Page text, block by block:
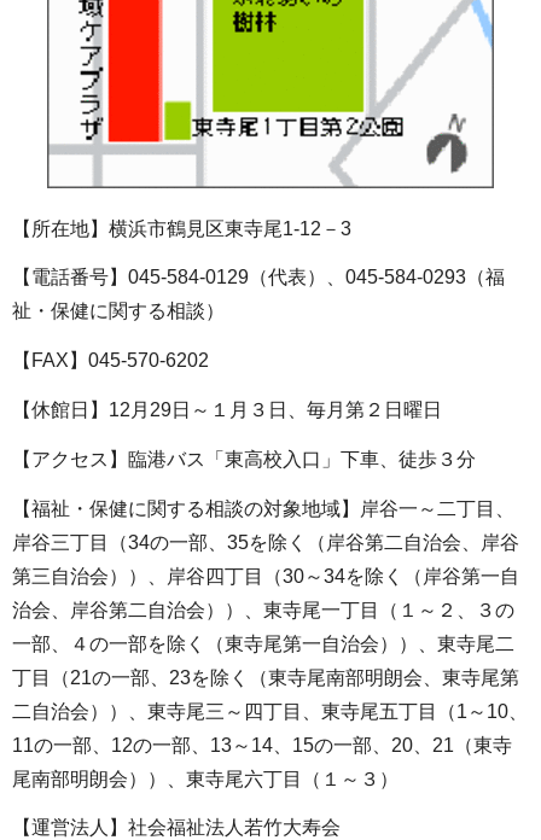
【所在地】横浜市鶴見区東寺尾1-12－3
【電話番号】045-584-0129（代表）、045-584-0293（福
祉・保健に関する相談）
【FAX】045-570-6202
【休館日】12月29日～１月３日、毎月第２日曜日
【アクセス】臨港バス「東高校入口」下車、徒歩３分
【福祉・保健に関する相談の対象地域】岸谷一～二丁目、
岸谷三丁目（34の一部、35を除く（岸谷第二自治会、岸谷
第三自治会））、岸谷四丁目（30～34を除く（岸谷第一自
治会、岸谷第二自治会））、東寺尾一丁目（１～２、３の
一部、４の一部を除く（東寺尾第一自治会））、東寺尾二
丁目（21の一部、23を除く（東寺尾南部明朗会、東寺尾第
二自治会））、東寺尾三～四丁目、東寺尾五丁目（1～10、
11の一部、12の一部、13～14、15の一部、20、21（東寺
尾南部明朗会））、東寺尾六丁目（１～３）
【運営法人】社会福祉法人若竹大寿会